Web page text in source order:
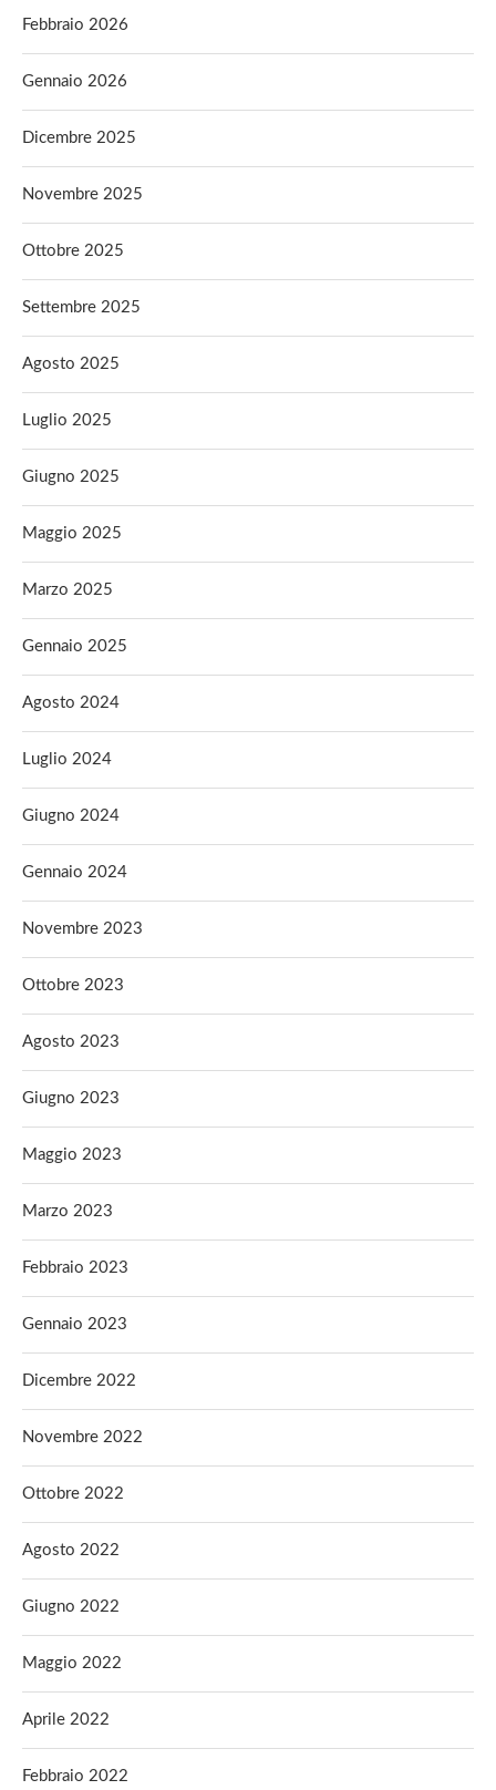
Febbraio 2026
Gennaio 2026
Dicembre 2025
Novembre 2025
Ottobre 2025
Settembre 2025
Agosto 2025
Luglio 2025
Giugno 2025
Maggio 2025
Marzo 2025
Gennaio 2025
Agosto 2024
Luglio 2024
Giugno 2024
Gennaio 2024
Novembre 2023
Ottobre 2023
Agosto 2023
Giugno 2023
Maggio 2023
Marzo 2023
Febbraio 2023
Gennaio 2023
Dicembre 2022
Novembre 2022
Ottobre 2022
Agosto 2022
Giugno 2022
Maggio 2022
Aprile 2022
Febbraio 2022